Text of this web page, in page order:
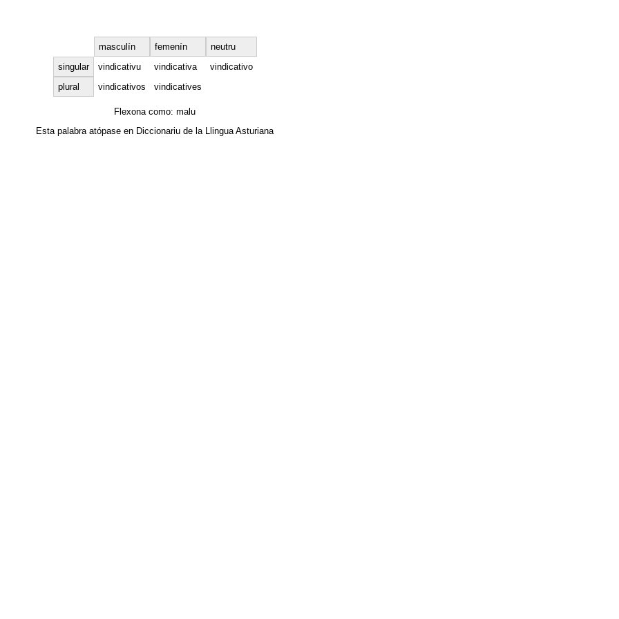
masculín femenín
neutru
singular
vindicativu vindicativa
vindicativo
plural
vindicativos vindicatives
Flexona como: malu
Esta palabra atópase en Diccionariu de la Llingua Asturiana